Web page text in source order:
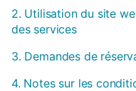
2. Utilisation du site
des services
3. Demandes de
4. Notes sur les